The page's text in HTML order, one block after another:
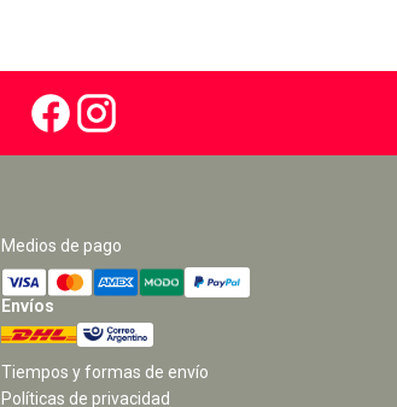
Medios de pago
Envíos
Tiempos y formas de envío
Políticas de privacidad